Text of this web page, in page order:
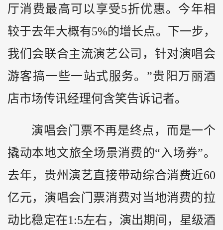
厅消费最高可以享受5折优惠。今年相
较于去年大概有5%的增长点。下一步，
我们会联合主流演艺公司，针对演唱会
游客搞一些一站式服务。”贵阳万丽酒
店市场传讯经理何含笑告诉记者。
演唱会门票不再是终点，而是一个
撬动本地文旅全场景消费的“入场券”。
去年，贵州演艺直接带动综合消费近60
亿元，演唱会门票消费对当地消费的拉
动比稳定在1:5左右，演出期间，星级酒